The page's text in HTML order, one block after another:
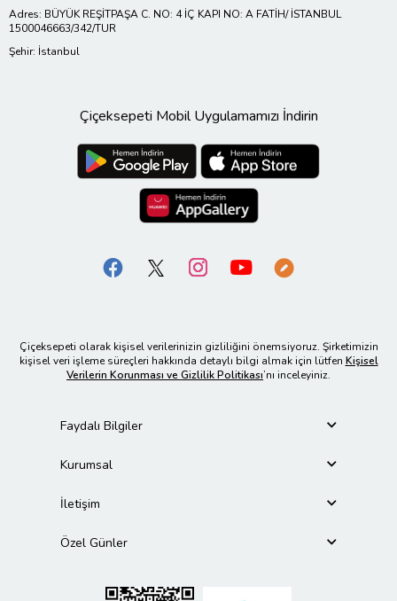
Adres: BÜYÜK REŞİTPAŞA C. NO: 4 İÇ KAPI NO: A FATİH/ İSTANBUL
1500046663/342/TUR
Şehir: İstanbul
Çiçeksepeti Mobil Uygulamamızı İndirin
Çiçeksepeti olarak kişisel verilerinizin gizliliğini önemsiyoruz. Şirketimizin
kişisel veri işleme süreçleri hakkında detaylı bilgi almak için lütfen Kişisel
Verilerin Korunması ve Gizlilik Politikası’nı inceleyiniz.
Faydalı Bilgiler
Kurumsal
İletişim
Özel Günler